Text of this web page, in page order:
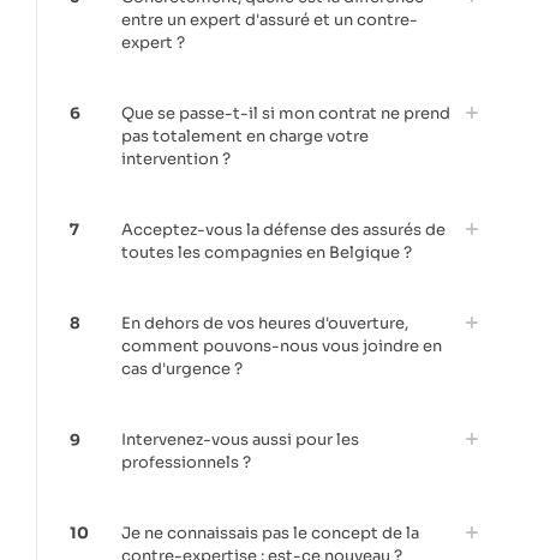
entre un expert d'assuré et un contre-
expert ?
6
Que se passe-t-il si mon contrat ne prend
pas totalement en charge votre
intervention ?
7
Acceptez-vous la défense des assurés de
toutes les compagnies en Belgique ?
8
En dehors de vos heures d'ouverture,
comment pouvons-nous vous joindre en
cas d'urgence ?
9
Intervenez-vous aussi pour les
professionnels ?
10
Je ne connaissais pas le concept de la